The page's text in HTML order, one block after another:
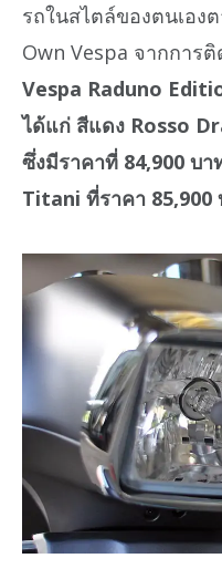
รถในสไตล์ของตนเอง
Own Vespa จากการ
Vespa Raduno
ได้แก่ สีแดง Rosso
ซึ่งมีราคาที่ 84,900 บ
Titani ที่ราคา 85,900